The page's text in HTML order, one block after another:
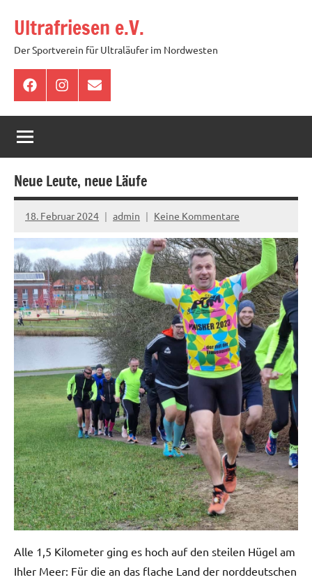
Inhalt
springen
Ultrafriesen e.V.
Der Sportverein für Ultraläufer im Nordwesten
FacebookInstagram
E-
Mail
Neue Leute, neue Läufe
18. Februar 2024 admin Keine Kommentare
Alle 1,5 Kilometer ging es hoch auf den steilen Hügel am
Ihler Meer: Für die an das flache Land der norddeutschen